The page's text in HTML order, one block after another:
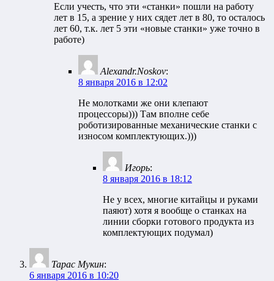
Если учесть, что эти «станки» пошли на работу
лет в 15, а зрение у них сядет лет в 80, то осталось
лет 60, т.к. лет 5 эти «новые станки» уже точно в
работе)
Alexandr.Noskov:
8 января 2016 в 12:02
Не молотками же они клепают
процессоры))) Там вполне себе
роботизированные механические станки с
износом комплектующих.)))
Игорь:
8 января 2016 в 18:12
Не у всех, многие китайцы и руками
паяют) хотя я вообще о станках на
линии сборки готового продукта из
комплектующих подумал)
Тарас Мукин:
6 января 2016 в 10:20